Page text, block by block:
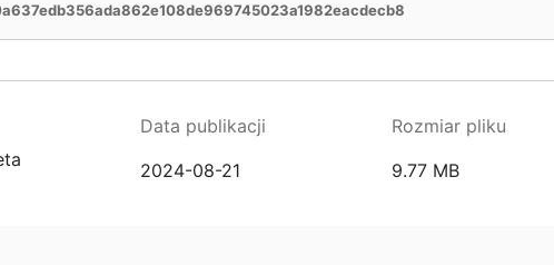
Data publikacji
Rozmiar pliku
2024-08-21 9.77 MB